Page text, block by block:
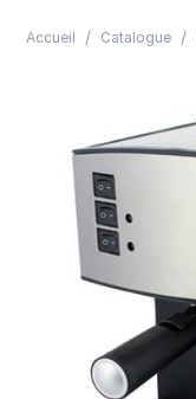
Accueil / Catalogue /